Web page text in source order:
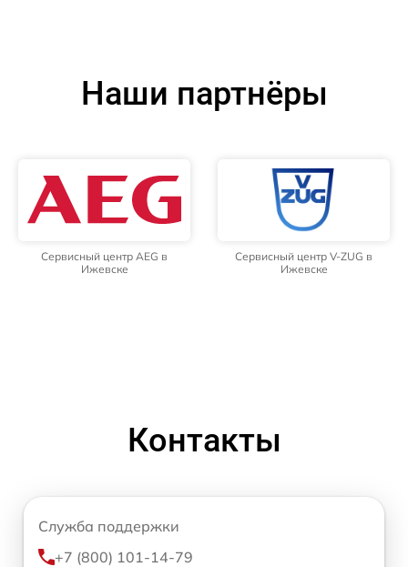
Наши партнёры
Сервисный центр AEG в
Ижевске
Сервисный центр V-ZUG в
Ижевске
Контакты
Служба поддержки
+7 (800) 101-14-79